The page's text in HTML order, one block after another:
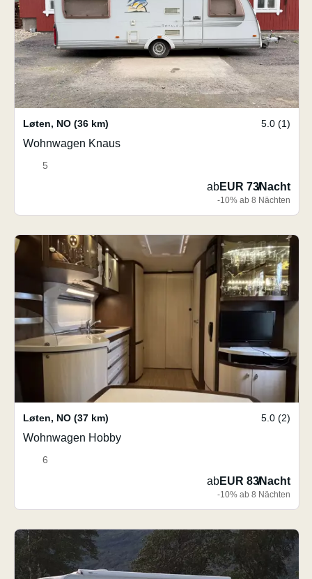
Løten, NO (36 km) 5.0 (1)
Wohnwagen Knaus
5
abEUR 73/Nacht
-10% ab 8 Nächten
Løten, NO (37 km) 5.0 (2)
Wohnwagen Hobby
6
abEUR 83/Nacht
-10% ab 8 Nächten